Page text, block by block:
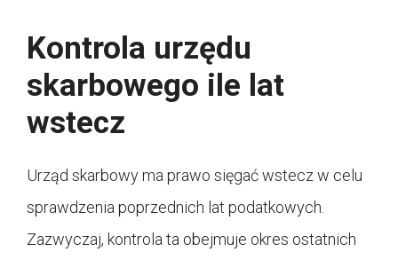
Kontrola urzędu
skarbowego ile lat
wstecz
Urząd skarbowy ma prawo sięgać wstecz w celu
sprawdzenia poprzednich lat podatkowych.
Zazwyczaj, kontrola ta obejmuje okres ostatnich